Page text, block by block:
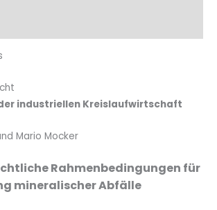
industriellen Kreislaufwirtschaft
Mario Mocker
Rahmenbedingungen für
mineralischer Abfälle